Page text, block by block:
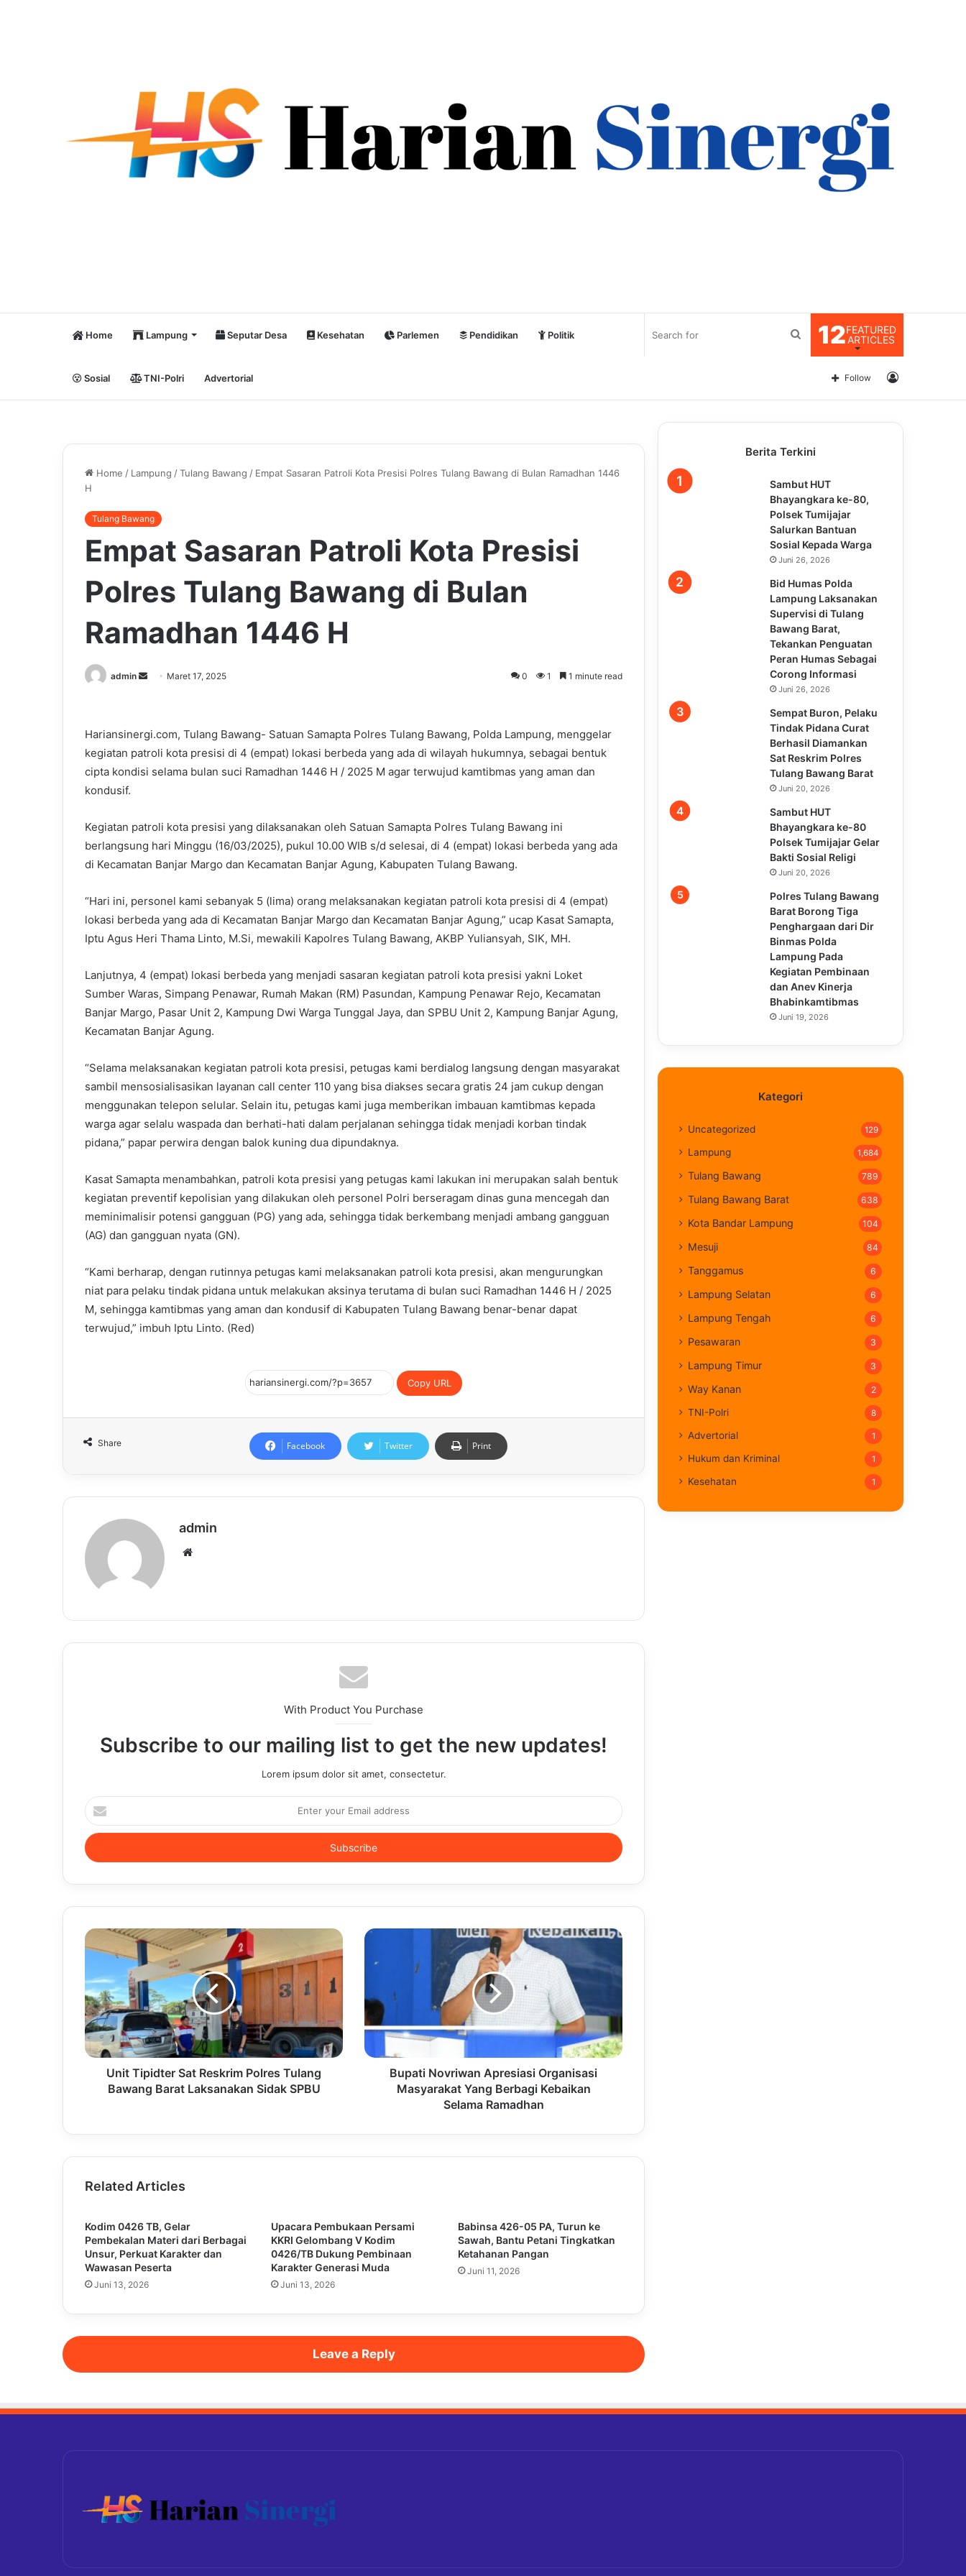
Home Lampung Seputar Desa Kesehatan Parlemen Pendidikan Politik
Sosial TNI-Polri Advertorial
12FEATURED
ARTICLES
Search
Log
Follow
Home / Lampung /Tulang Bawang / Empat Sasaran Patroli Kota Presisi Polres Tulang Bawang di Bulan Ramadhan 1446
H
Tulang Bawang
Empat Sasaran Patroli Kota Presisi
Polres Tulang Bawang di Bulan
Ramadhan 1446 H
admin
Send Maret 17, 2025 0 1 1 minute read
Hariansinergi.com, Tulang Bawang- Satuan Samapta Polres Tulang Bawang, Polda Lampung, menggelar
kegiatan patroli kota presisi di 4 (empat) lokasi berbeda yang ada di wilayah hukumnya, sebagai bentuk
cipta kondisi selama bulan suci Ramadhan 1446 H / 2025 M agar terwujud kamtibmas yang aman dan
kondusif.
Kegiatan patroli kota presisi yang dilaksanakan oleh Satuan Samapta Polres Tulang Bawang ini
berlangsung hari Minggu (16/03/2025), pukul 10.00 WIB s/d selesai, di 4 (empat) lokasi berbeda yang ada
di Kecamatan Banjar Margo dan Kecamatan Banjar Agung, Kabupaten Tulang Bawang.
“Hari ini, personel kami sebanyak 5 (lima) orang melaksanakan kegiatan patroli kota presisi di 4 (empat)
lokasi berbeda yang ada di Kecamatan Banjar Margo dan Kecamatan Banjar Agung,” ucap Kasat Samapta,
Iptu Agus Heri Thama Linto, M.Si, mewakili Kapolres Tulang Bawang, AKBP Yuliansyah, SIK, MH.
Lanjutnya, 4 (empat) lokasi berbeda yang menjadi sasaran kegiatan patroli kota presisi yakni Loket
Sumber Waras, Simpang Penawar, Rumah Makan (RM) Pasundan, Kampung Penawar Rejo, Kecamatan
Banjar Margo, Pasar Unit 2, Kampung Dwi Warga Tunggal Jaya, dan SPBU Unit 2, Kampung Banjar Agung,
Kecamatan Banjar Agung.
“Selama melaksanakan kegiatan patroli kota presisi, petugas kami berdialog langsung dengan masyarakat
sambil mensosialisasikan layanan call center 110 yang bisa diakses secara gratis 24 jam cukup dengan
menggunakan telepon selular. Selain itu, petugas kami juga memberikan imbauan kamtibmas kepada
warga agar selalu waspada dan berhati-hati dalam perjalanan sehingga tidak menjadi korban tindak
pidana,” papar perwira dengan balok kuning dua dipundaknya.
Kasat Samapta menambahkan, patroli kota presisi yang petugas kami lakukan ini merupakan salah bentuk
kegiatan preventif kepolisian yang dilakukan oleh personel Polri berseragam dinas guna mencegah dan
meminimalisir potensi gangguan (PG) yang ada, sehingga tidak berkembang menjadi ambang gangguan
(AG) dan gangguan nyata (GN).
“Kami berharap, dengan rutinnya petugas kami melaksanakan patroli kota presisi, akan mengurungkan
niat para pelaku tindak pidana untuk melakukan aksinya terutama di bulan suci Ramadhan 1446 H / 2025
M, sehingga kamtibmas yang aman dan kondusif di Kabupaten Tulang Bawang benar-benar dapat
terwujud,” imbuh Iptu Linto. (Red)
Copy URL
Share Facebook Twitter Print
admin
With Product You Purchase
Subscribe to our mailing list to get the new updates!
Lorem ipsum dolor sit amet, consectetur.
Enter
your
Email
address
Unit Tipidter Sat Reskrim Polres Tulang
Bawang Barat Laksanakan Sidak SPBU
Bupati Novriwan Apresiasi Organisasi
Masyarakat Yang Berbagi Kebaikan
Selama Ramadhan
Related Articles
Kodim 0426 TB, Gelar
Pembekalan Materi dari Berbagai
Unsur, Perkuat Karakter dan
Wawasan Peserta
Juni 13, 2026
Upacara Pembukaan Persami
KKRI Gelombang V Kodim
0426/TB Dukung Pembinaan
Karakter Generasi Muda
Juni 13, 2026
Babinsa 426-05 PA, Turun ke
Sawah, Bantu Petani Tingkatkan
Ketahanan Pangan
Juni 11, 2026
Leave a Reply
Berita Terkini
Sambut HUT
Bhayangkara ke-80,
Polsek Tumijajar
Salurkan Bantuan
Sosial Kepada Warga
Juni 26, 2026
Bid Humas Polda
Lampung Laksanakan
Supervisi di Tulang
Bawang Barat,
Tekankan Penguatan
Peran Humas Sebagai
Corong Informasi
Juni 26, 2026
Sempat Buron, Pelaku
Tindak Pidana Curat
Berhasil Diamankan
Sat Reskrim Polres
Tulang Bawang Barat
Juni 20, 2026
Sambut HUT
Bhayangkara ke-80
Polsek Tumijajar Gelar
Bakti Sosial Religi
Juni 20, 2026
Polres Tulang Bawang
Barat Borong Tiga
Penghargaan dari Dir
Binmas Polda
Lampung Pada
Kegiatan Pembinaan
dan Anev Kinerja
Bhabinkamtibmas
Juni 19, 2026
Kategori
Uncategorized 129
Lampung 1,684
Tulang Bawang 789
Tulang Bawang Barat 638
Kota Bandar Lampung 104
Mesuji 84
Tanggamus 6
Lampung Selatan 6
Lampung Tengah 6
Pesawaran 3
Lampung Timur 3
Way Kanan 2
TNI-Polri 8
Advertorial 1
Hukum dan Kriminal 1
Kesehatan 1